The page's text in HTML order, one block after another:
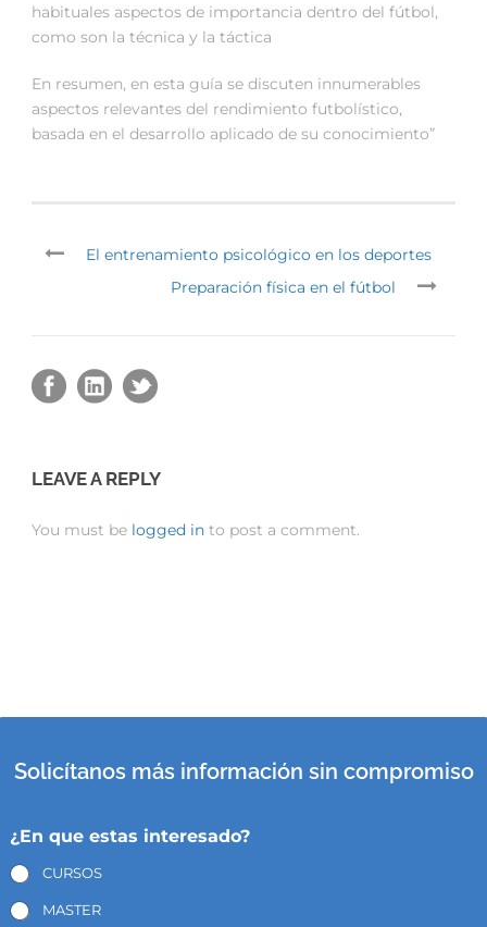
habituales aspectos de importancia dentro del fútbol,
como son la técnica y la táctica
En resumen, en esta guía se discuten innumerables
aspectos relevantes del rendimiento futbolístico,
basada en el desarrollo aplicado de su conocimiento”
El entrenamiento psicológico en los deportes
Preparación física en el fútbol
LEAVE A REPLY
You must be logged in to post a comment.
Solicítanos más información sin compromiso
¿En que estas interesado?
CURSOS
MASTER